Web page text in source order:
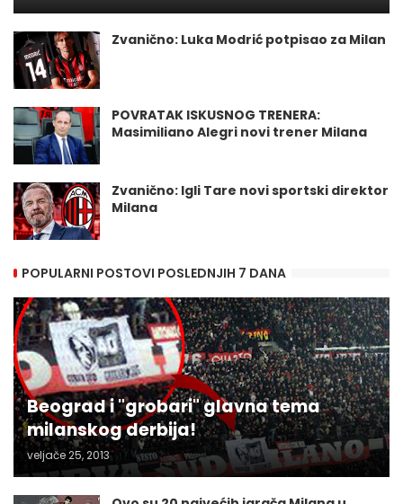
Zvanično: Luka Modrić potpisao za Milan
POVRATAK ISKUSNOG TRENERA:
Masimiliano Alegri novi trener Milana
Zvanično: Igli Tare novi sportski direktor
Milana
POPULARNI POSTOVI POSLEDNJIH 7 DANA
Beograd i "grobari" glavna tema
milanskog derbija!
veljače 25, 2013